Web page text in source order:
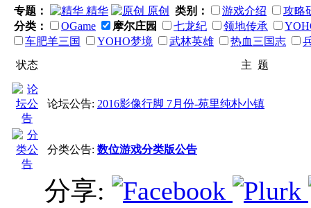
专题： 精华 原创 类别： 游戏介绍
攻略
分类：
OGame 摩尔庄园 七龙纪 领地传承
车肥羊三国
YOHO梦境 武林英雄 热血三国志
状态
主 题
论坛公告: 2016影像行脚 7月份-苑里纯朴小镇
分类公告: 数位游戏分类版公告
分享: